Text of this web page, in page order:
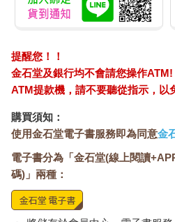
提醒您！！
金石堂及銀行均不會請您操作
ATM提款機，請不要聽從指示，以
購買須知：
使用金石堂電子書服務即為同意金
電子書分為「金石堂(線上閱讀
碼)」兩種：